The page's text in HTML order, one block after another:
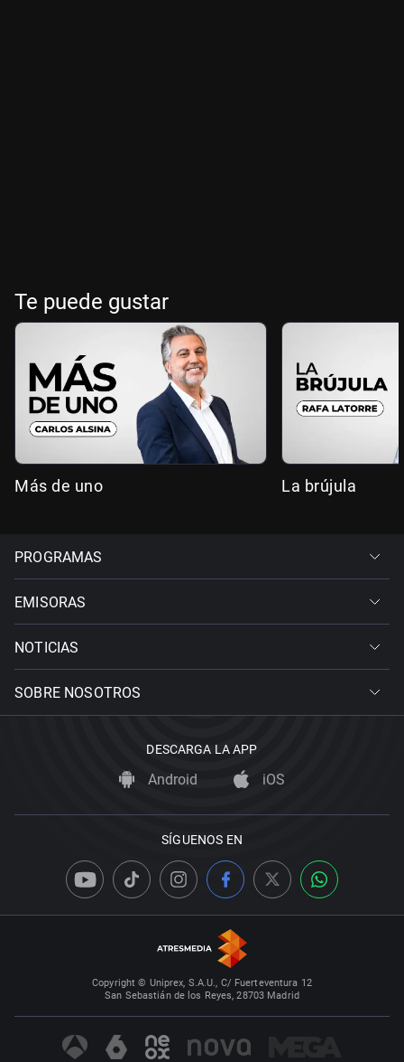
Te puede gustar
Más de uno La brújula
PROGRAMAS
EMISORAS
NOTICIAS
SOBRE NOSOTROS
DESCARGA LA APP
Android iOS
SÍGUENOS EN
Copyright © Uniprex, S.A.U., C/ Fuerteventura 12
San Sebastián de los Reyes, 28703 Madrid